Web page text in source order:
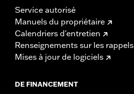
Service autorisé
Manuels du propriétaire
Calendriers d'entretien
Renseignements sur les rappels
Mises à jour de logiciels
DE FINANCEMENT